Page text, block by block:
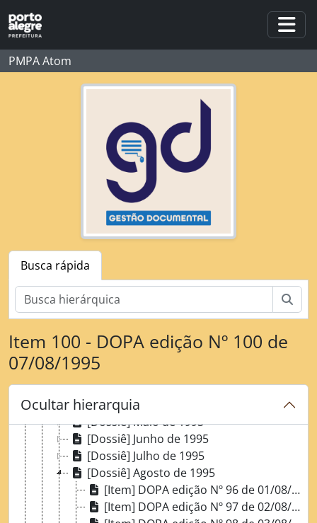
Skip to main content
PMPA Atom
Busca rápida
Item 100 - DOPA edição Nº 100 de
07/08/1995
Ocultar hierarquia
[Fundo] Prefeitura Municipal de Porto Alegre
[Série] Diário Oficial de Porto Alegre
[Subsérie] Diário Oficial de Porto Alegre de 1995
[Dossiê] Março de 1995
[Dossiê] Abril de 1995
[Dossiê] Maio de 1995
[Dossiê] Junho de 1995
[Dossiê] Julho de 1995
[Dossiê] Agosto de 1995
[Item] DOPA edição Nº 96 de 01/08/1995
[Item] DOPA edição Nº 97 de 02/08/1995